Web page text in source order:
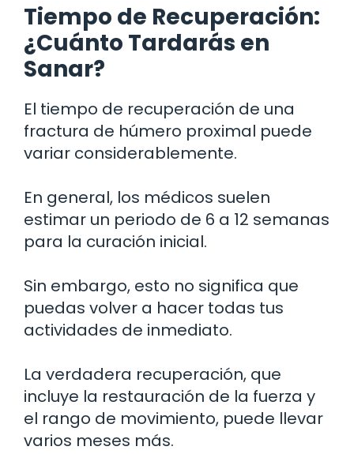
Tiempo de Recuperación:
¿Cuánto Tardarás en
Sanar?
El tiempo de recuperación de una
fractura de húmero proximal puede
variar considerablemente.
En general, los médicos suelen
estimar un periodo de 6 a 12 semanas
para la curación inicial.
Sin embargo, esto no significa que
puedas volver a hacer todas tus
actividades de inmediato.
La verdadera recuperación, que
incluye la restauración de la fuerza y
el rango de movimiento, puede llevar
varios meses más.